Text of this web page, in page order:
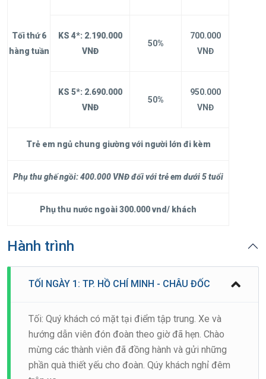
Tối thứ 6
hàng tuần
KS 4*: 2.190.000
VNĐ
50%
700.000
VNĐ
KS 5*: 2.690.000
VNĐ
50%
950.000
VNĐ
Trẻ em ngủ chung giường với người lớn đi kèm
Phụ thu ghế ngồi:400.000 VNĐđối với trẻ em dưới 5 tuổi
Phụ thu nước ngoài300.000 vnd/ khách
Hành trình
TỐI NGÀY 1: TP. HỒ CHÍ MINH - CHÂU ĐỐC
Tối: Quý khách có mặt tại điểm tập trung. Xe và
hướng dẫn viên đón đoàn theo giờ đã hẹn. Chào
mừng các thành viên đã đồng hành và gửi những
phần quà thiết yếu cho đoàn. Qúy khách nghỉ đêm